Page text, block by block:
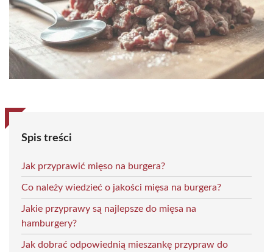
Spis treści
Jak przyprawić mięso na burgera?
Co należy wiedzieć o jakości mięsa na burgera?
Jakie przyprawy są najlepsze do mięsa na
hamburgery?
Jak dobrać odpowiednią mieszankę przypraw do